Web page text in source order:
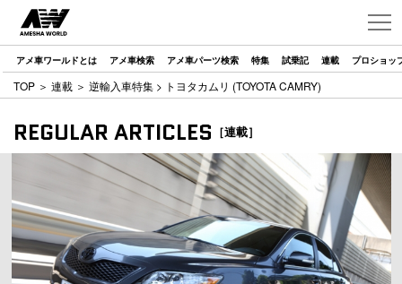
アメ車ワールドとは アメ車検索 アメ車パーツ検索 特集 試乗記 連載 プロショッ
TOP ＞ 連載 ＞ 逆輸入車特集 > トヨタカムリ (TOYOTA CAMRY)
REGULAR ARTICLES ［連載］